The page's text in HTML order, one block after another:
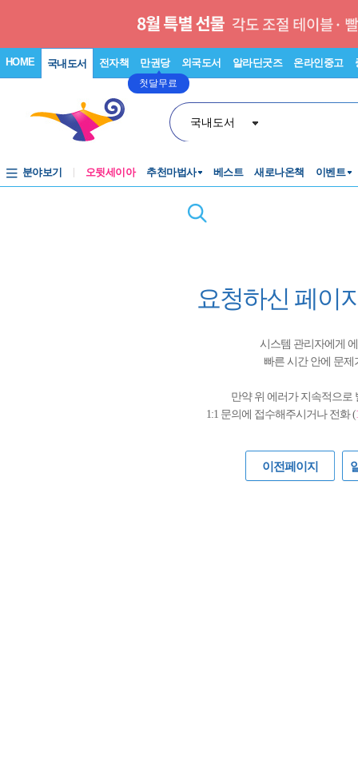
HOME 국내도서 전자책 만권당
첫달무료
외국도서 알라딘굿즈 온라인중고
국내도서
분야보기 오뒷세이아 추천마법사 베스트 새로나온책 이벤트
요청하신 페이
시스템 관리자에게
빠른 시간 안에 문
만약 위 에러가 지속적으로
1:1 문의에 접수해주시거나 전화 (
이전페이지